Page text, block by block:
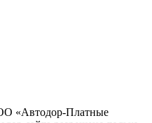
«Автодор-Платные